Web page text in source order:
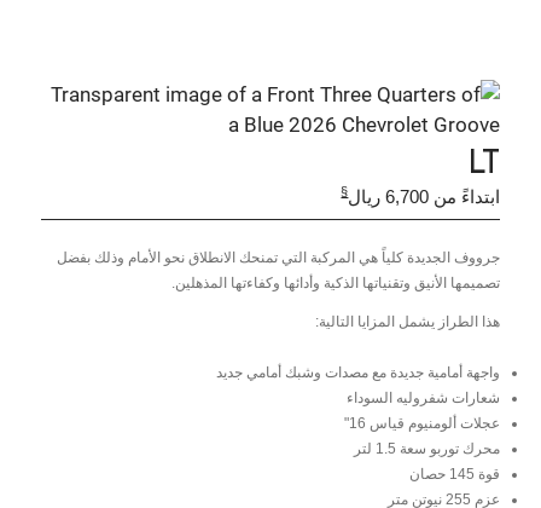
LT
ابتداءً من 6,700 ريال §
جرووف الجديدة كلياً هي المركبة التي تمنحك الانطلاق نحو الأمام وذلك بفضل
تصميمها الأنيق وتقنياتها الذكية وأدائها وكفاءتها المذهلين.
هذا الطراز يشمل المزايا التالية:
واجهة أمامية جديدة مع مصدات وشبك أمامي جديد
شعارات شفروليه السوداء
عجلات ألومنيوم قياس 16"
محرك توربو سعة 1.5 لتر
قوة 145 حصان
عزم 255 نيوتن متر